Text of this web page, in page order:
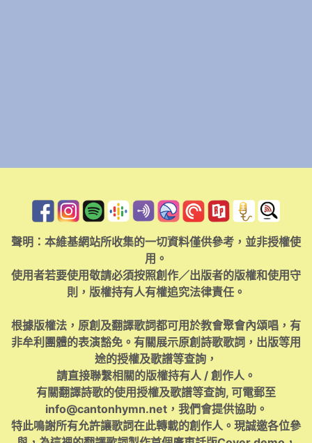
聲明：本維基網站所收集的一切資料僅供參考，並非授權使
用。
使用者若要使用敬請必須按照創作／出版者的版權和使用守
則，版權持有人有權追究法律責任。
根據版權法，原創及翻譯歌詞都可用於教會聚會內頌唱，有
非牟利團體的表演豁免。有關展示原創詩歌歌詞，出版等用
途的授權及歌譜等查詢，
請直接聯繫相關的版權持有人 / 創作人。
有關翻譯詩歌的使用授權及歌譜等查詢, 可電郵至
info@cantonhymn.net，我們會提供協助。
特此鳴謝所有允許讓歌詞在此轉載的創作人。現誠邀各位參